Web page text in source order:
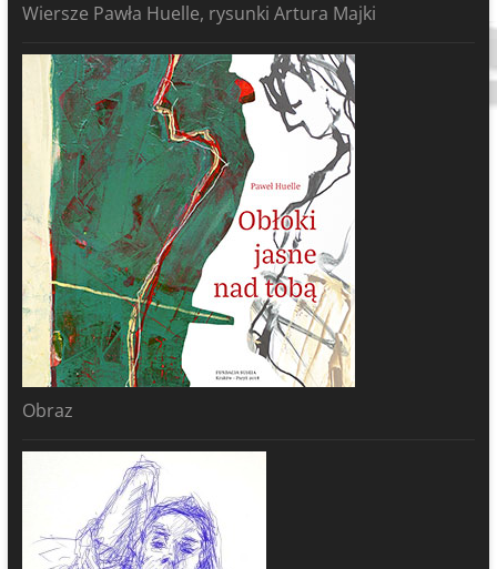
Wiersze Pawła Huelle, rysunki Artura Majki
Obraz